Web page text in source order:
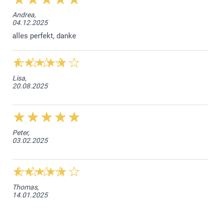
Andrea,
04.12.2025
alles perfekt, danke
Lisa,
20.08.2025
Peter,
03.02.2025
Thomas,
14.01.2025